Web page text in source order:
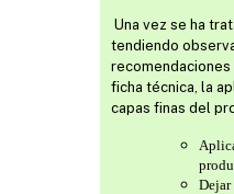
Una vez se ha
tendiendo
ficha técnica, la
capas finas del
Dejar